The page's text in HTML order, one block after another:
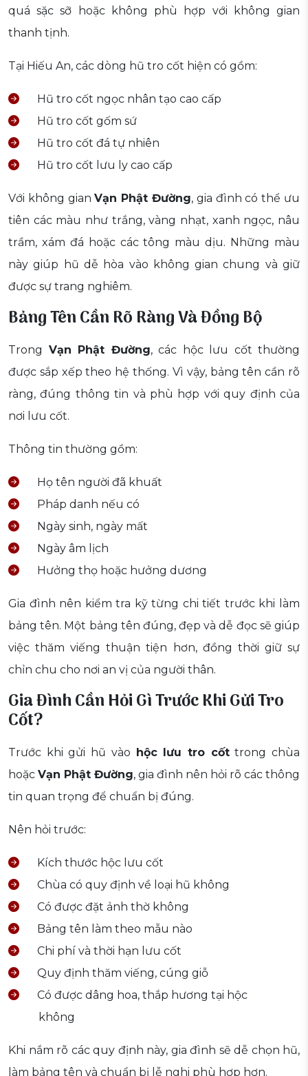
quá sặc sỡ hoặc không phù hợp với không gian
thanh tịnh.
Tại Hiếu An, các dòng hũ tro cốt hiện có gồm:
Hũ tro cốt ngọc nhân tạo cao cấp
Hũ tro cốt gốm sứ
Hũ tro cốt đá tự nhiên
Hũ tro cốt lưu ly cao cấp
Với không gianVạn Phật Đường, gia đình có thể ưu
tiên các màu như trắng, vàng nhạt, xanh ngọc, nâu
trầm, xám đá hoặc các tông màu dịu. Những màu
này giúp hũ dễ hòa vào không gian chung và giữ
được sự trang nghiêm.
Bảng Tên Cần Rõ Ràng Và Đồng Bộ
Trong Vạn Phật Đường, các hộc lưu cốt thường
được sắp xếp theo hệ thống. Vì vậy, bảng tên cần rõ
ràng, đúng thông tin và phù hợp với quy định của
nơi lưu cốt.
Thông tin thường gồm:
Họ tên người đã khuất
Pháp danh nếu có
Ngày sinh, ngày mất
Ngày âm lịch
Hưởng thọ hoặc hưởng dương
Gia đình nên kiểm tra kỹ từng chi tiết trước khi làm
bảng tên. Một bảng tên đúng, đẹp và dễ đọc sẽ giúp
việc thăm viếng thuận tiện hơn, đồng thời giữ sự
chỉn chu cho nơi an vị của người thân.
Gia Đình Cần Hỏi Gì Trước Khi Gửi Tro
Cốt?
Trước khi gửi hũ vào hộc lưu tro cốttrong chùa
hoặc Vạn Phật Đường, gia đình nên hỏi rõ các thông
tin quan trọng để chuẩn bị đúng.
Nên hỏi trước:
Kích thước hộc lưu cốt
Chùa có quy định về loại hũ không
Có được đặt ảnh thờ không
Bảng tên làm theo mẫu nào
Chi phí và thời hạn lưu cốt
Quy định thăm viếng, cúng giỗ
Có được dâng hoa, thắp hương tại hộc
không
Khi nắm rõ các quy định này, gia đình sẽ dễ chọn hũ,
làm bảng tên và chuẩn bị lễ nghi phù hợp hơn.